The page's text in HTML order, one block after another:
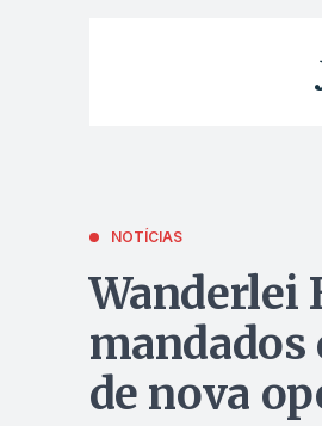
NOTÍCIAS
Wanderlei
mandados
de nova